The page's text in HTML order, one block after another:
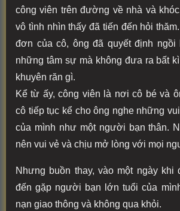
công viên trên đường về nhà và
vô tình nhìn thấy đã tiến đến hỏi
đơn của cô, ông đã quyết định ngồi
những tâm sự mà không đưa ra bất
khuyên răn gì.
Kể từ ấy, công viên là nơi cô bé và
cô tiếp tục kể cho ông nghe những
của mình như một người bạn thân.
nên vui vẻ và chịu mở lòng với mọi
Nhưng buồn thay, vào một ngày khi
đến gặp người bạn lớn tuổi của
nạn giao thông và không qua khỏi.